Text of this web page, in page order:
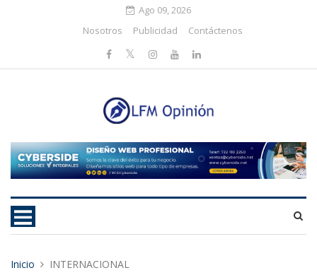
Ago 09, 2026
Nosotros
Publicidad Contáctenos
Inicio INTERNACIONAL